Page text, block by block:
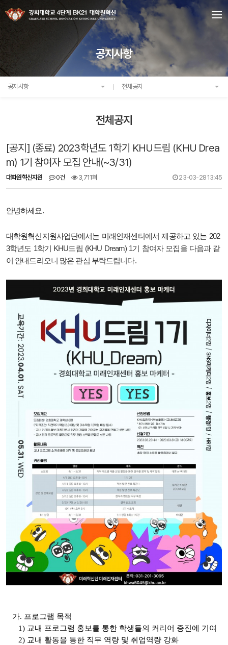
공지사항
공지사항 전체공지
전체공지
[공지] (종료) 2023학년도 1학기 KHU드림 (KHU Drea
m) 1기 참여자 모집 안내(~3/31)
대학원혁신지원 0건 3,711회 23-03-28 13:45
안녕하세요.
대학원혁신지원사업단에서는 미래인재센터에서 제공하고 있는 202
3학년도 1학기 KHU드림 (KHU Dream) 1기 참여자 모집을 다음과 같
이 안내드리오니 많은 관심 부탁드립니다.
가. 프로그램 목적
1) 교내 프로그램 홍보를 통한 학생들의 커리어 증진에 기여
2) 교내 활동을 통한 직무 역량 및 취업역량 강화